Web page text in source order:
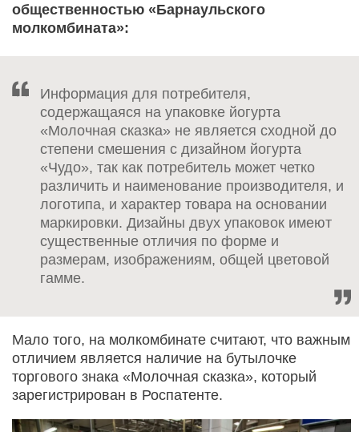
общественностью «Барнаульского
молкомбината»:
Информация для потребителя,
содержащаяся на упаковке йогурта
«Молочная сказка» не является сходной до
степени смешения с дизайном йогурта
«Чудо», так как потребитель может четко
различить и наименование производителя, и
логотипа, и характер товара на основании
маркировки. Дизайны двух упаковок имеют
существенные отличия по форме и
размерам, изображениям, общей цветовой
гамме.
Мало того, на молкомбинате считают, что важным
отличием является наличие на бутылочке
торгового знака «Молочная сказка», который
зарегистрирован в Роспатенте.